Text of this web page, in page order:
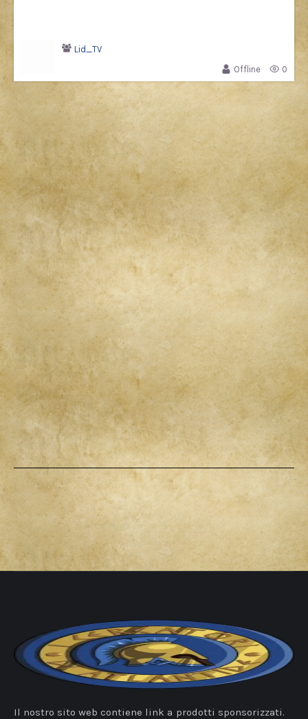
Lid_TV
Offline
0
Il nostro sito web contiene link a prodotti sponsorizzati.